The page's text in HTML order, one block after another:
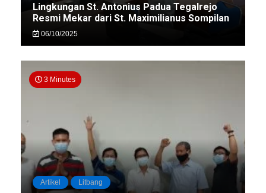
Lingkungan St. Antonius Padua Tegalrejo
Resmi Mekar dari St. Maximilianus Sompilan
06/10/2025
3 Minutes
Artikel Litbang